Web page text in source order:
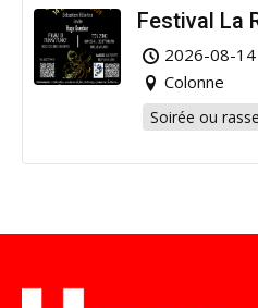
Festival La
2026-08-14
Colonne
Soirée ou